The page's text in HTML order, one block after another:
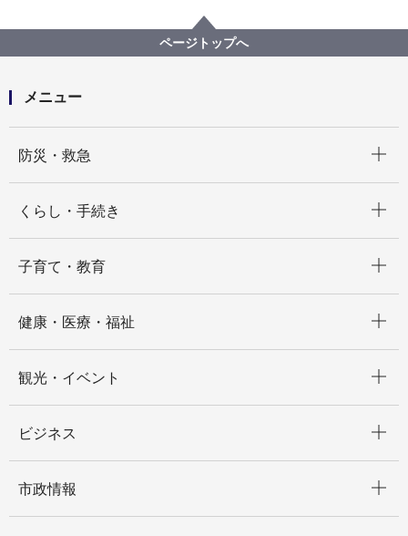
大胡周一郎マイスター（造園）
ページトップへ
メニュー
防災・救急
くらし・手続き
子育て・教育
健康・医療・福祉
観光・イベント
ビジネス
市政情報